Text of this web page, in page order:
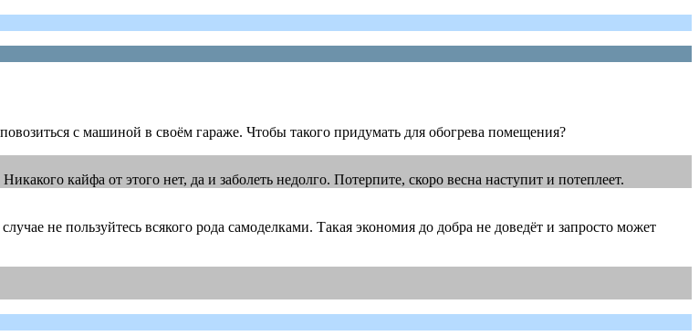
с машиной в своём гараже. Чтобы такого придумать для обогрева помещения?
кайфа от этого нет, да и заболеть недолго. Потерпите, скоро весна наступит и потеплеет.
не пользуйтесь всякого рода самоделками. Такая экономия до добра не доведёт и запросто может